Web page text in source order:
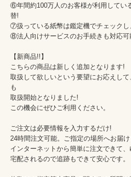
⑥年間約100万人のお客様が利用してい
替!
⑦扱っている紙幣は鑑定機でチェックし
⑧法人向けサービスのお手続きも対応可
【新商品!!】
こちらの商品は新しく追加となります!
取扱して欲しいという要望にお応えし
も
取扱開始となりました!
この機会にぜひご利用ください。
ご注文は必要情報を入力するだけ!
24時間注文可能。ご指定の場所へお届け
インターネットから簡単に注文できて
宅配されるので追跡もできて安心です。